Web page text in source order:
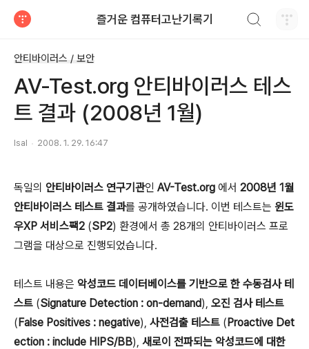
즐거운 컴퓨터고난기록기
안티바이러스 / 보안
AV-Test.org 안티바이러스 테스
트 결과 (2008년 1월)
lsal 2008. 1. 29. 16:47
독일의 안티바이러스 연구기관인 AV-Test.org 에서 2008년 1월
안티바이러스 테스트 결과를 공개하였습니다. 이번 테스트는 윈도
우XP 서비스팩2 (SP2) 환경에서 총 28개의 안티바이러스 프로
그램을 대상으로 진행되었습니다.
테스트 내용은 악성코드 데이터베이스를 기반으로 한 수동검사 테
스트 (Signature Detection : on-demand), 오진 검사 테스트
(False Positives : negative), 사전검출 테스트 (Proactive Det
ection : include HIPS/BB), 새로이 전파되는 악성코드에 대한